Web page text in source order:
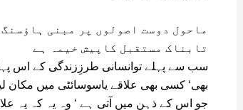
ماحول دوست اصولوں پر مبنی
تابناک مستقبل کاپیش خیمہ ہے
سب سے پہلے توانسانی طرزِزندگی کے اس
بھی‘ کسی بھی علاقے یاسوسائٹی میں مکان
جو اس کے ذہن میں آتی ہے ‘ وہ یہ کہ یہ